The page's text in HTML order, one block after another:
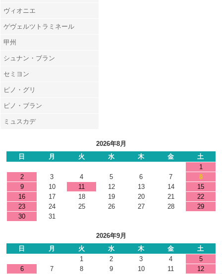
ヴィオニエ
ゲヴェルツトラミネール
甲州
シュナン・ブラン
セミヨン
ピノ・グリ
ピノ・ブラン
ミュスカデ
2026年8月
日
月 火 水 木 金
土
1
2
3 4 5 6 7
8
9
10 11 12 13 14
15
16
17 18 19 20 21
22
23
24 25 26 27 28
29
30
31
2026年9月
日
月 火 水 木 金
土
1
2 3 4
5
6
7 8 9 10 11
12